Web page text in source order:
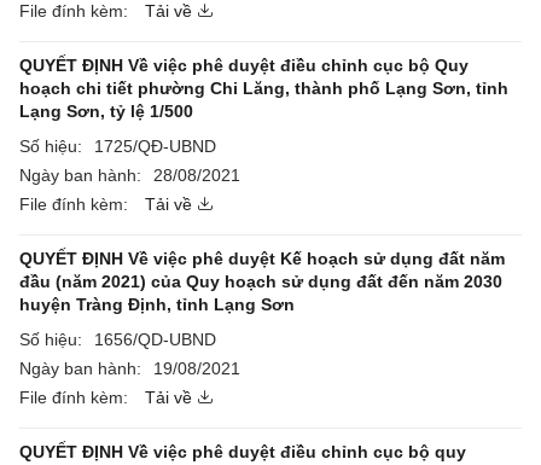
File đính kèm:
Tải về
QUYẾT ĐỊNH Về việc phê duyệt điều chỉnh cục bộ Quy
hoạch chi tiết phường Chi Lăng, thành phố Lạng Sơn, tỉnh
Lạng Sơn, tỷ lệ 1/500
Số hiệu:
1725/QĐ-UBND
Ngày ban hành:
28/08/2021
File đính kèm:
Tải về
QUYẾT ĐỊNH Về việc phê duyệt Kế hoạch sử dụng đất năm
đầu (năm 2021) của Quy hoạch sử dụng đất đến năm 2030
huyện Tràng Định, tỉnh Lạng Sơn
Số hiệu:
1656/QD-UBND
Ngày ban hành:
19/08/2021
File đính kèm:
Tải về
QUYẾT ĐỊNH Về việc phê duyệt điều chỉnh cục bộ quy